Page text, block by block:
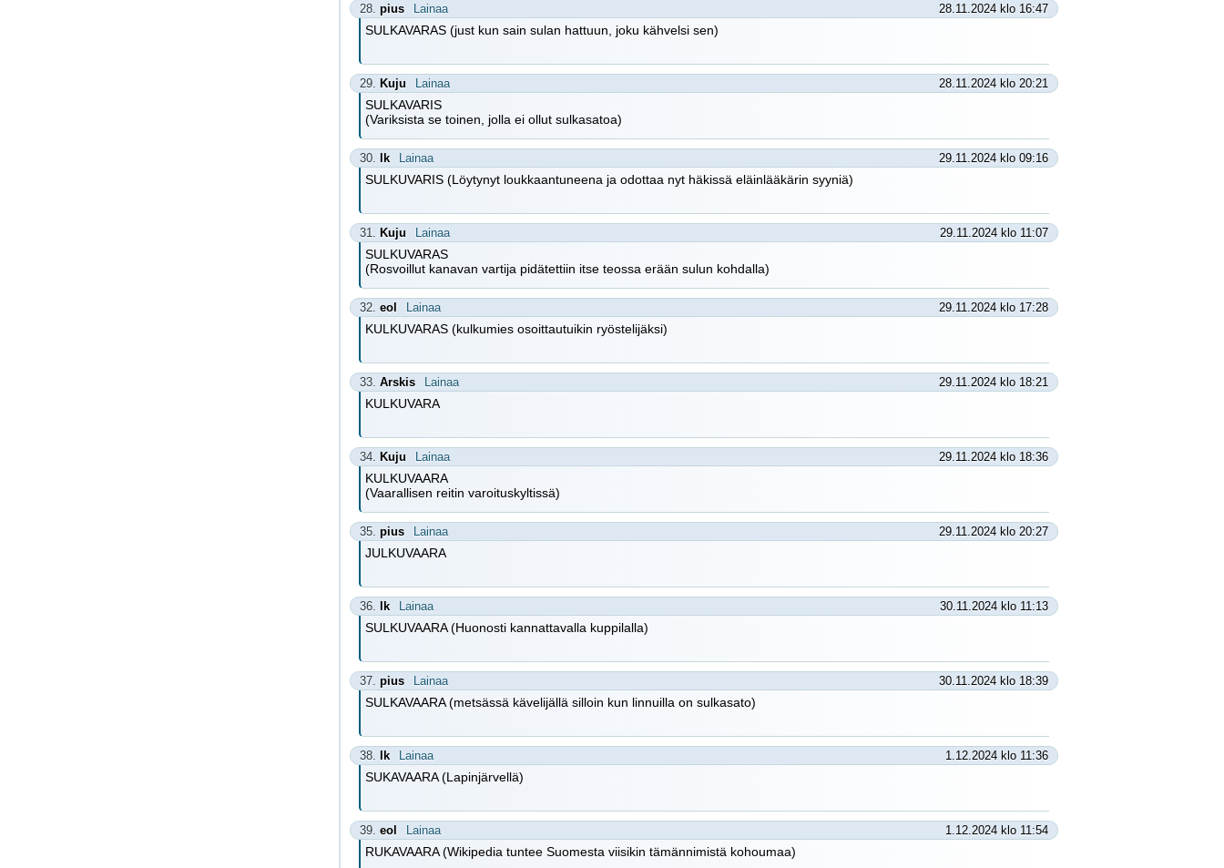
28. pius Lainaa 28.11.2024 klo 16:47
SULKAVARAS (just kun sain sulan hattuun, joku kähvelsi sen)
29. Kuju Lainaa 28.11.2024 klo 20:21
SULKAVARIS
(Variksista se toinen, jolla ei ollut sulkasatoa)
30. lk Lainaa 29.11.2024 klo 09:16
SULKUVARIS (Löytynyt loukkaantuneena ja odottaa nyt häkissä eläinlääkärin syyniä)
31. Kuju Lainaa 29.11.2024 klo 11:07
SULKUVARAS
(Rosvoillut kanavan vartija pidätettiin itse teossa erään sulun kohdalla)
32. eol Lainaa 29.11.2024 klo 17:28
KULKUVARAS (kulkumies osoittautuikin ryöstelijäksi)
33. Arskis Lainaa 29.11.2024 klo 18:21
KULKUVARA
34. Kuju Lainaa 29.11.2024 klo 18:36
KULKUVAARA
(Vaarallisen reitin varoituskyltissä)
35. pius Lainaa 29.11.2024 klo 20:27
JULKUVAARA
36. lk Lainaa 30.11.2024 klo 11:13
SULKUVAARA (Huonosti kannattavalla kuppilalla)
37. pius Lainaa 30.11.2024 klo 18:39
SULKAVAARA (metsässä kävelijällä silloin kun linnuilla on sulkasato)
38. lk Lainaa 1.12.2024 klo 11:36
SUKAVAARA (Lapinjärvellä)
39. eol Lainaa 1.12.2024 klo 11:54
RUKAVAARA (Wikipedia tuntee Suomesta viisikin tämännimistä kohoumaa)